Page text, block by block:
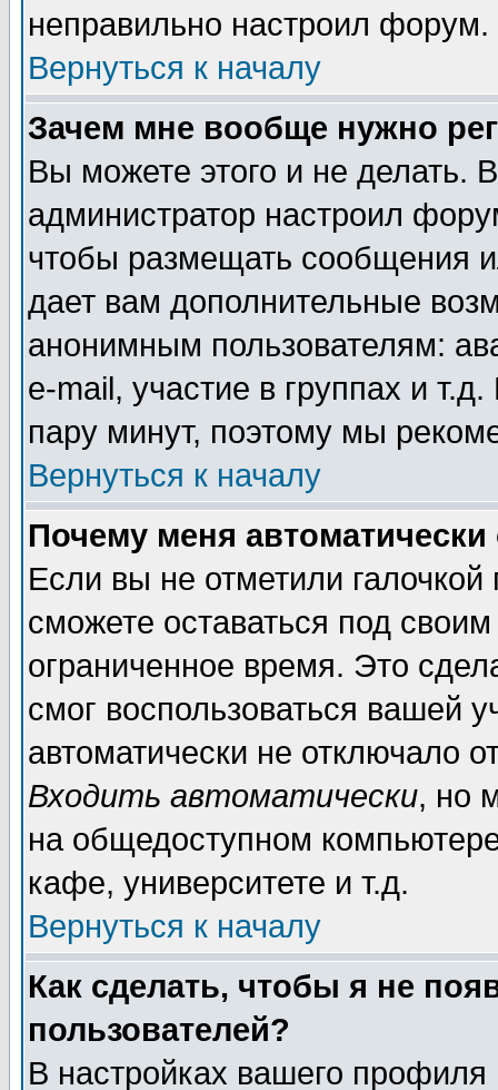
неправильно настроил форум.
Вернуться к началу
Зачем мне вообще нужно
Вы можете этого и не делать.
администратор настроил
чтобы размещать сообщения
дает вам дополнительные
анонимным пользователям:
e-mail, участие в группах и
пару минут, поэтому мы
Вернуться к началу
Почему меня автоматически
Если вы не отметили галочкой
сможете оставаться под
ограниченное время. Это
смог воспользоваться вашей
автоматически не отключало
Входить автоматически, но
на общедоступном
кафе, университете и т.д.
Вернуться к началу
Как сделать, чтобы я не
пользователей?
В настройках вашего